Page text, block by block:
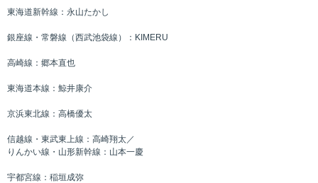
東海道新幹線：永山たかし
銀座線・常磐線（西武池袋線）：KIMERU
高崎線：郷本直也
東海道本線：鯨井康介
京浜東北線：高橋優太
信越線・東武東上線：高崎翔太／
りんかい線・山形新幹線：山本一慶
宇都宮線：稲垣成弥